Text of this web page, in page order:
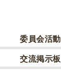
委員会活動
交流掲示板